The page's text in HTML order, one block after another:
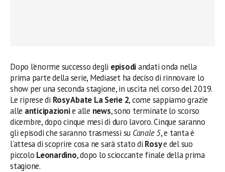
Dopo l’enorme successo degli episodiandati onda nella
prima parte della serie, Mediaset ha deciso di rinnovare lo
show per una seconda stagione, in uscita nel corso del 2019.
Le riprese di Rosy Abate La Serie 2, come sappiamo grazie
alle anticipazionie alle news, sono terminate lo scorso
dicembre, dopo cinque mesi di duro lavoro. Cinque saranno
gli episodi che saranno trasmessi su Canale 5, e tanta è
l’attesa di scoprire cosa ne sarà stato di Rosye del suo
piccolo Leonardino, dopo lo scioccante finale della prima
stagione.